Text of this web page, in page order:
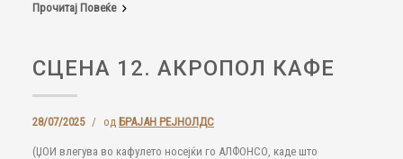
Прочитај Повеќе
СЦЕНА 12. АКРОПОЛ КАФЕ
28/07/2025 / од БРАЈАН РЕЈНОЛДС
(ЏОИ влегува во кафулето носејќи го АЛФОНСО, каде што